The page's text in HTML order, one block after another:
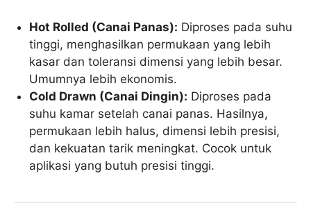
Hot Rolled (Canai Panas): Diproses pada suhu
tinggi, menghasilkan permukaan yang lebih
kasar dan toleransi dimensi yang lebih besar.
Umumnya lebih ekonomis.
Cold Drawn (Canai Dingin): Diproses pada
suhu kamar setelah canai panas. Hasilnya,
permukaan lebih halus, dimensi lebih presisi,
dan kekuatan tarik meningkat. Cocok untuk
aplikasi yang butuh presisi tinggi.